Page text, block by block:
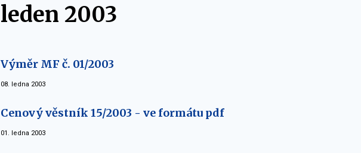
leden 2003
Výměr MF č. 01/2003
08. ledna 2003
Cenový věstník 15/2003 - ve formátu pdf
01. ledna 2003